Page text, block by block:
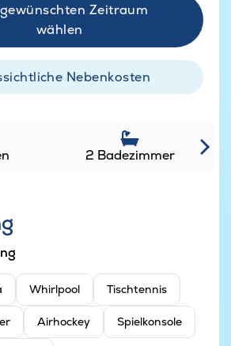
Zeitraum
wählen
Nebenkosten
2 Badezimmer
Whirlpool Tischtennis
Airhockey Spielkonsole